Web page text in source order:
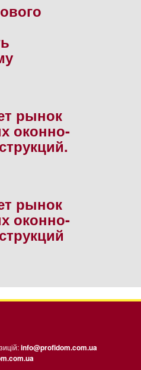
рынок
оконно-
рынок
оконно-
info@profidom.com.ua